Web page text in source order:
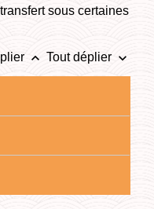
sous certaines
keyboard_arrow_up Tout déplier keyboard_arrow_down